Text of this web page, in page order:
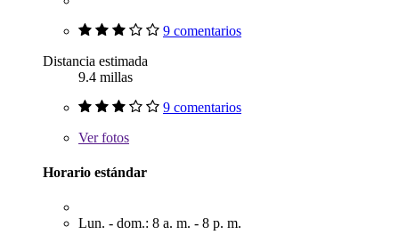
9 comentarios
Distancia estimada
9.4 millas
9 comentarios
Verfotos
Horario estándar
Lun. - dom.: 8 a. m. - 8 p. m.